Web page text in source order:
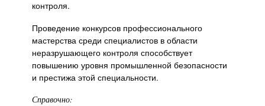
контроля.
Проведение конкурсов профессионального
мастерства среди специалистов в области
неразрушающего контроля способствует
повышению уровня промышленной безопасности
и престижа этой специальности.
Справочно: